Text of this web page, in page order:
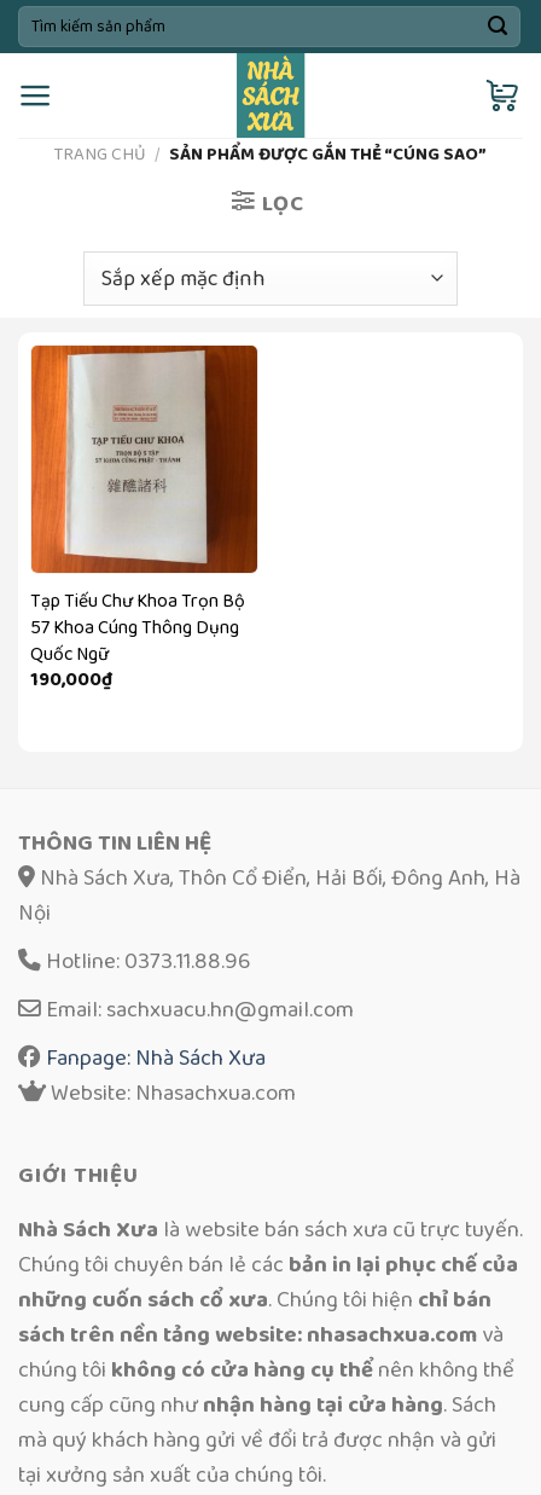
Skip
to
content
Tìm
kiếm:
TRANG CHỦ / SẢN PHẨM ĐƯỢC GẮN THẺ “CÚNG SAO”
LỌC
Tạp Tiếu Chư Khoa Trọn Bộ
57 Khoa Cúng Thông Dụng
Quốc Ngữ
190,000₫
THÔNG TIN LIÊN HỆ
Nhà Sách Xưa, Thôn Cổ Điển, Hải Bối, Đông Anh, Hà
Nội
Hotline: 0373.11.88.96
Email: sachxuacu.hn@gmail.com
Fanpage: Nhà Sách Xưa
Website: Nhasachxua.com
GIỚI THIỆU
Nhà Sách Xưa là website bán sách xưa cũ trực tuyến.
Chúng tôi chuyên bán lẻ các bản in lại phục chế của
những cuốn sách cổ xưa. Chúng tôi hiện chỉ bán
sách trên nền tảng website: nhasachxua.comvà
chúng tôi không có cửa hàng cụ thểnên không thể
cung cấp cũng nhưnhận hàng tại cửa hàng. Sách
mà quý khách hàng gửi về đổi trả được nhận và gửi
tại xưởng sản xuất của chúng tôi.